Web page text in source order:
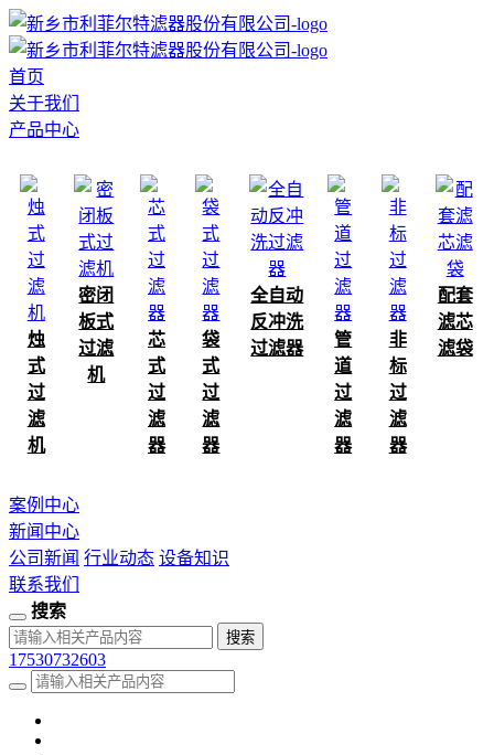
首页
关于我们
产品中心
烛
式
过
滤
机
密闭
板式
过滤
机
芯
式
过
滤
器
袋
式
过
滤
器
全自动
反冲洗
过滤器
管
道
过
滤
器
非
标
过
滤
器
配套
滤芯
滤袋
案例中心
新闻中心
公司新闻 行业动态 设备知识
联系我们
搜索
17530732603